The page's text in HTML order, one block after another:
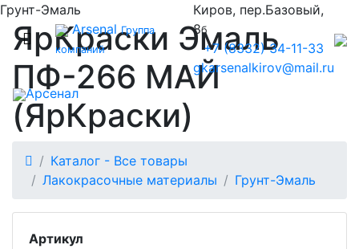
ArsenalГруппа
компаний
Киров, пер.Базовый,
8б
+7 (8332) 34-11-33
gkarsenalkirov@mail.ru
Арсенал
Грунт-Эмаль
ЯрКраски Эмаль
ПФ-266 МАЙ
(ЯрКраски)
Каталог - Все товары
Лакокрасочные материалы
Грунт-Эмаль
Артикул